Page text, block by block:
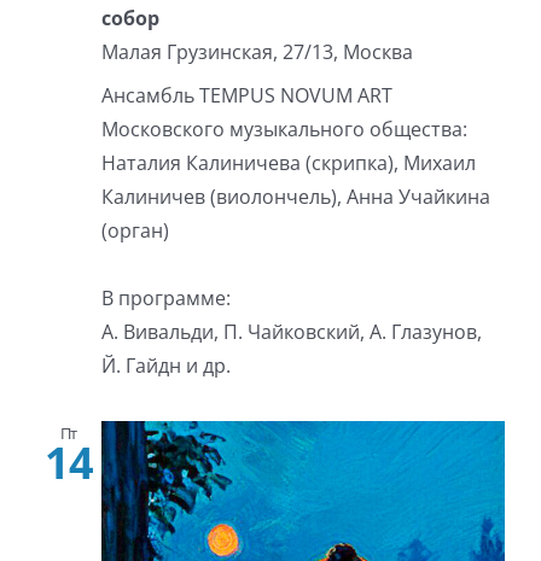
собор
Малая Грузинская, 27/13, Москва
Ансамбль TEMPUS NOVUM ART
Московского музыкального общества:
Наталия Калиничева (скрипка), Михаил
Калиничев (виолончель), Анна Учайкина
(орган)
В программе:
А. Вивальди, П. Чайковский, А. Глазунов,
Й. Гайдн и др.
Пт
14